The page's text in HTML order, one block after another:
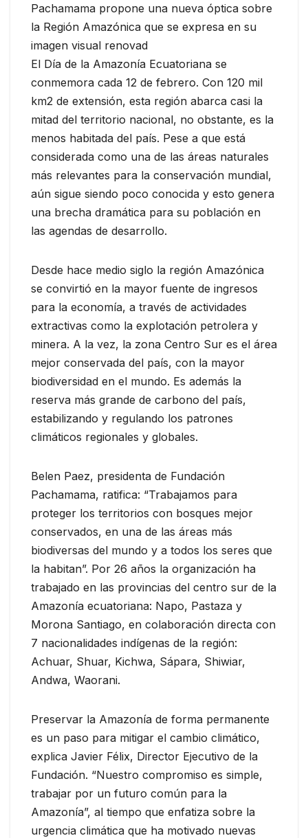
Pachamama propone una nueva óptica sobre
la Región Amazónica que se expresa en su
imagen visual renovad
El Día de la Amazonía Ecuatoriana se
conmemora cada 12 de febrero. Con 120 mil
km2 de extensión, esta región abarca casi la
mitad del territorio nacional, no obstante, es la
menos habitada del país. Pese a que está
considerada como una de las áreas naturales
más relevantes para la conservación mundial,
aún sigue siendo poco conocida y esto genera
una brecha dramática para su población en
las agendas de desarrollo.
Desde hace medio siglo la región Amazónica
se convirtió en la mayor fuente de ingresos
para la economía, a través de actividades
extractivas como la explotación petrolera y
minera. A la vez, la zona Centro Sur es el área
mejor conservada del país, con la mayor
biodiversidad en el mundo. Es además la
reserva más grande de carbono del país,
estabilizando y regulando los patrones
climáticos regionales y globales.
Belen Paez, presidenta de Fundación
Pachamama, ratifica: “Trabajamos para
proteger los territorios con bosques mejor
conservados, en una de las áreas más
biodiversas del mundo y a todos los seres que
la habitan”. Por 26 años la organización ha
trabajado en las provincias del centro sur de la
Amazonía ecuatoriana: Napo, Pastaza y
Morona Santiago, en colaboración directa con
7 nacionalidades indígenas de la región:
Achuar, Shuar, Kichwa, Sápara, Shiwiar,
Andwa, Waorani.
Preservar la Amazonía de forma permanente
es un paso para mitigar el cambio climático,
explica Javier Félix, Director Ejecutivo de la
Fundación. “Nuestro compromiso es simple,
trabajar por un futuro común para la
Amazonía”, al tiempo que enfatiza sobre la
urgencia climática que ha motivado nuevas